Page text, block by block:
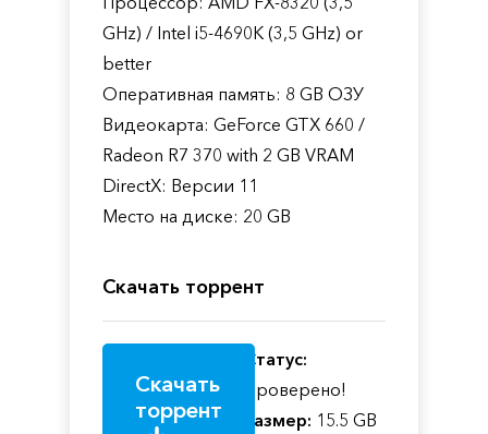
GHz) / Intel i5-4690K (3,5 GHz) or
better
Оперативная память: 8 GB ОЗУ
Видеокарта: GeForce GTX 660 /
Radeon R7 370 with 2 GB VRAM
DirectX: Версии 11
Место на диске: 20 GB
Скачать торрент
Скачать
торрент
Статус:
Проверено!
Размер: 15.5 GB